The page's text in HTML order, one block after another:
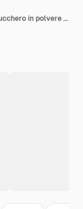
Vista dall'alto del cupcake con ciliegie e zucchero in polvere accanto al cucchiaio e alla forchetta